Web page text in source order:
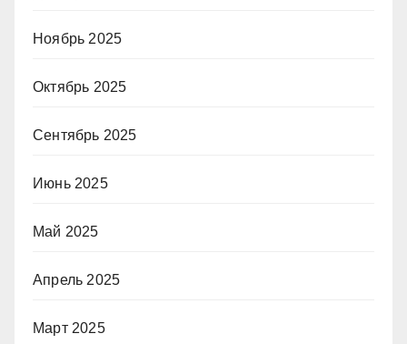
Ноябрь 2025
Октябрь 2025
Сентябрь 2025
Июнь 2025
Май 2025
Апрель 2025
Март 2025